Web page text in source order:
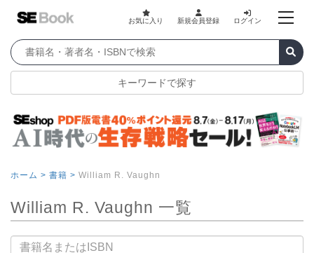
お気に入り 新規会員登録 ログイン
キーワードで探す
ホーム > 書籍 > William R. Vaughn
William R. Vaughn 一覧
書籍名